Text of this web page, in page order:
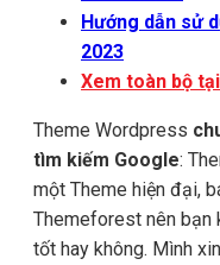
Hướng dẫn sử
2023
Xem toàn bộ
Theme Wordpress
tìm kiếm Google:
một Theme hiện đại,
Themeforest nên bạn
tốt hay không. Mình